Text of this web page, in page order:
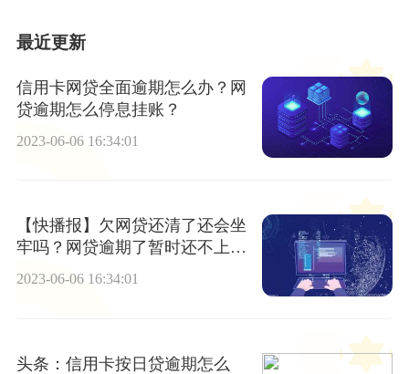
最近更新
信用卡网贷全面逾期怎么办？网
贷逾期怎么停息挂账？
2023-06-06 16:34:01
【快播报】欠网贷还清了还会坐
牢吗？网贷逾期了暂时还不上怎
么办
2023-06-06 16:34:01
头条：信用卡按日贷逾期怎么